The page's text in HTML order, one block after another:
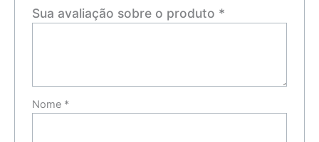
Sua avaliação sobre o produto *
Nome *